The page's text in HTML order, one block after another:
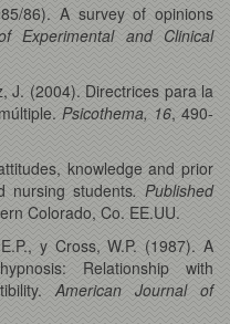
86). A survey of opinions
Experimental and Clinical
J. (2004). Directrices para la
Psicothema, 16, 490-
knowledge and prior
nursing students. Published
Colorado, Co. EE.UU.
y Cross, W.P. (1987). A
Relationship with
American Journal of